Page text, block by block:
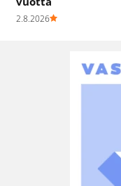
2.8.2026